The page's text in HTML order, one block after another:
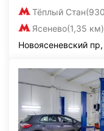
Тёплый Стан
Ясенево(1,35 км)
Новоясеневский пр,